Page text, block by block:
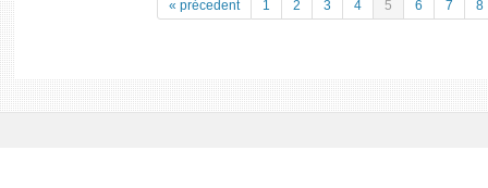
« précedent 1 2 3 4 5 6 7 8